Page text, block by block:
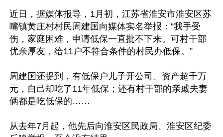
近日，据媒体报导，1月初，江苏省淮安市淮安区苏
嘴镇黄庄村村民周建国向媒体实名举报：“我手受
伤，家庭困难，申请低保一直批不下来。可村干部
优亲厚友，给11户不符合条件的村民办低保。”
周建国还提到，有低保户儿子开公司、资产超千万
元，自己却吃了11年低保；还有村干部的亲戚夫妻
俩都是吃低保的……
从去年7月起，他先后向淮安区民政局、淮安区纪委